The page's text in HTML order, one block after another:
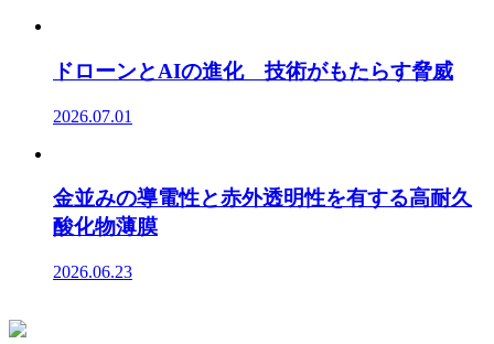
ドローンとAIの進化 技術がもたらす脅威
2026.07.01
金並みの導電性と赤外透明性を有する高耐久
酸化物薄膜
2026.06.23